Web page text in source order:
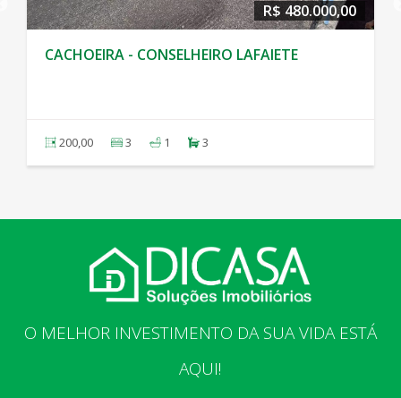
R$ 480.000,00
CACHOEIRA - CONSELHEIRO LAFAIETE
200,00 3 1 3
O MELHOR INVESTIMENTO DA SUA VIDA ESTÁ
AQUI!